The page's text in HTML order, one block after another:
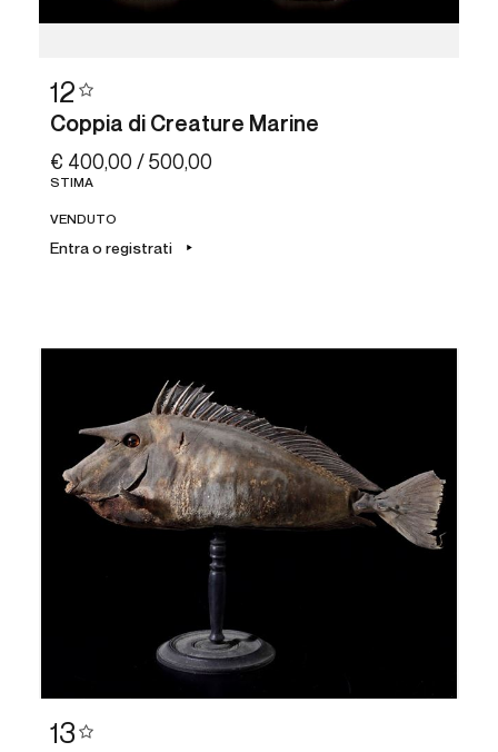
12
Coppia di Creature Marine
€ 400,00 / 500,00
STIMA
VENDUTO
Entra o registrati
13